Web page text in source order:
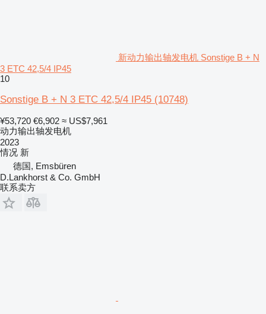
新动力输出轴发电机 Sonstige B + N
3 ETC 42,5/4 IP45
10
Sonstige B + N 3 ETC 42,5/4 IP45 (10748)
¥53,720 €6,902 ≈ US$7,961
动力输出轴发电机
2023
情况 新
德国, Emsbüren
D.Lankhorst & Co. GmbH
联系卖方